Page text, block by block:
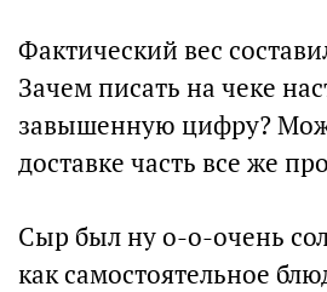
Фактический вес
Зачем писать на чеке
завышенную цифру?
доставке часть все же
Сыр был ну о-о-очень
как самостоятельное